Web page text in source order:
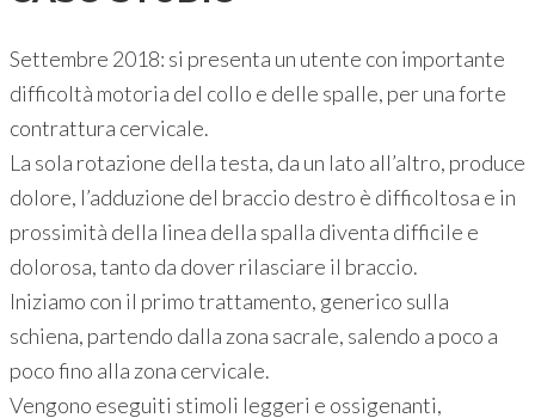
Settembre 2018: si presenta un utente con importante
difficoltà motoria del collo e delle spalle, per una forte
contrattura cervicale.
La sola rotazione della testa, da un lato all’altro, produce
dolore, l’adduzione del braccio destro è difficoltosa e in
prossimità della linea della spalla diventa difficile e
dolorosa, tanto da dover rilasciare il braccio.
Iniziamo con il primo trattamento, generico sulla
schiena, partendo dalla zona sacrale, salendo a poco a
poco fino alla zona cervicale.
Vengono eseguiti stimoli leggeri e ossigenanti,